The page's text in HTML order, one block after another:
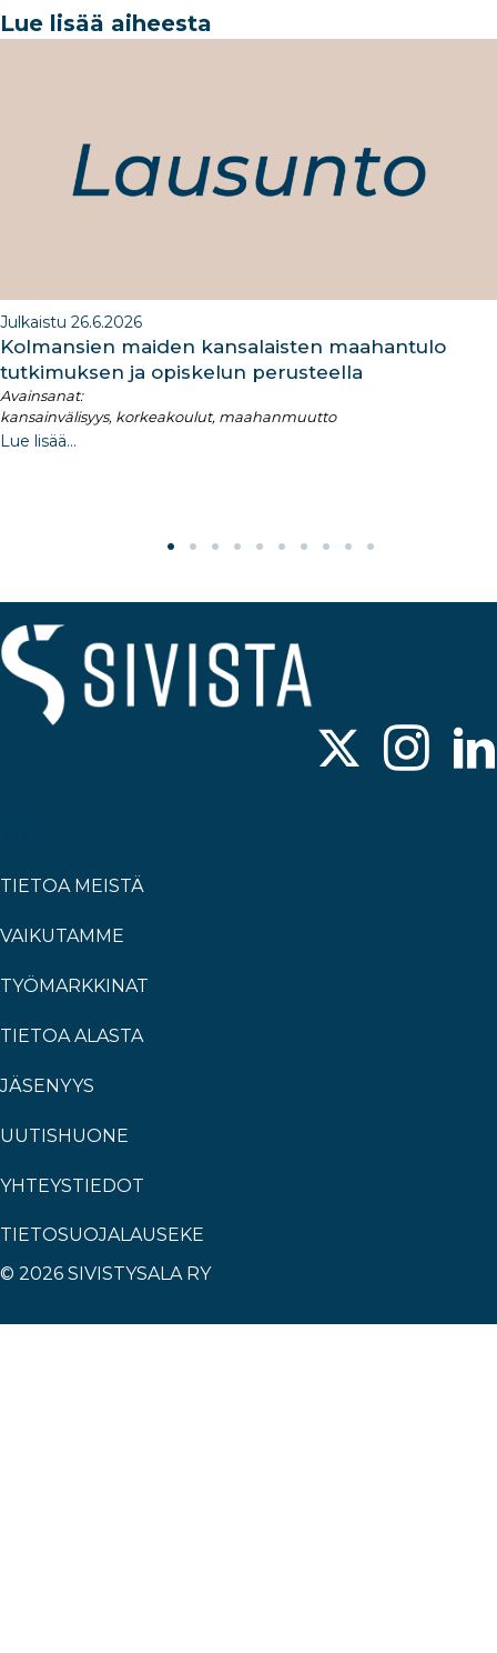
e
e e
Lue lisää aiheesta
Julkaistu 26.6.2026
Kolmansien maiden kansalaisten maahantulo
tutkimuksen ja opiskelun perusteella​
Avainsanat:
kansainvälisyys, korkeakoulut, maahanmuutto
Lue lisää...
TIETOA MEISTÄ
VAIKUTAMME
TYÖMARKKINAT
TIETOA ALASTA
JÄSENYYS
UUTISHUONE
YHTEYSTIEDOT
TIETOSUOJALAUSEKE
© 2026 SIVISTYSALA RY